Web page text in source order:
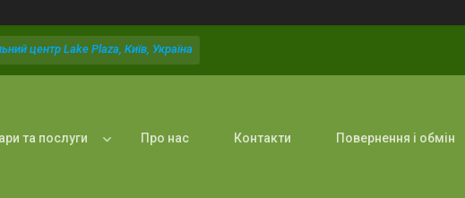
центр Lake Plaza, Київ, Україна
та послуги Про нас Контакти Повернення і обмін